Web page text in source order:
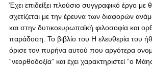
Έχει επιδείξει πλούσιο συγγραφικό έργο με
σχετίζεται με την έρευνα των διαφορών
και στην δυτικοευρωπαϊκή φιλοσοφία και
παράδοση. Το βιβλίο του Η ελευθερία του
όρισε τον πυρήνα αυτού που αργότερα
“νεορθοδοξία” και έχει χαρακτηριστεί “ο